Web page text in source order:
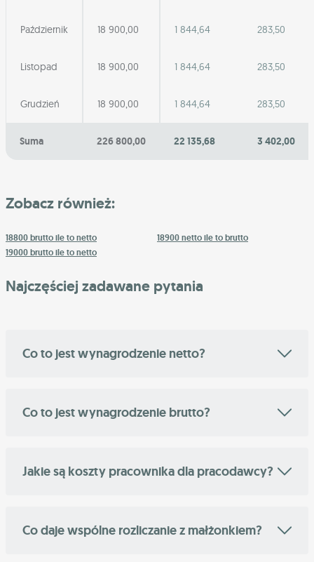
Październik 18 900,00 1 844,64 283,50
Listopad 18 900,00 1 844,64 283,50
Grudzień 18 900,00 1 844,64 283,50
Suma 226 800,00 22 135,68 3 402,00
Zobacz również:
18800 brutto ile to netto
18900 netto ile to brutto
19000 brutto ile to netto
Najczęściej zadawane pytania
Co to jest wynagrodzenie netto?
Co to jest wynagrodzenie brutto?
Jakie są koszty pracownika dla pracodawcy?
Co daje wspólne rozliczanie z małżonkiem?